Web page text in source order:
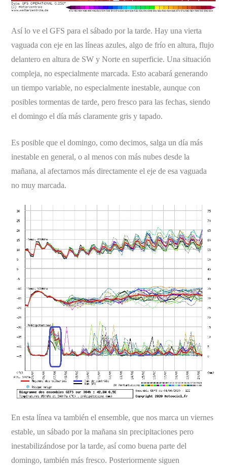
Así lo ve el GFS para el sábado por la tarde. Hay una vierta
vaguada con eje en las líneas azules, algo de frío en altura, flujo
delantero en altura de SW y Norte en superficie. Una situación
compleja, no especialmente marcada. Esto acabará generando
un tiempo variable, no especialmente inestable, aunque con
posibles tormentas de tarde, pero fresco para las fechas, siendo
el domingo el día más claramente gris y tapado.
Es posible que el domingo, como decimos, salga un día más
inestable en general, o al menos con más nubes desde la
mañana, al afectarnos más directamente el eje de esa vaguada
no muy marcada.
En esta línea va también el ensemble, que nos marca un viernes
estable, un sábado por la mañana sin precipitaciones pero
inestabilizándose por la tarde, así como buena parte del
domingo, también más fresco. Posteriormente siguen